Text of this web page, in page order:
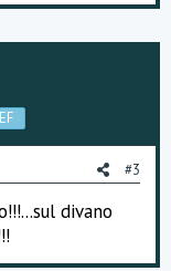
#3
divano